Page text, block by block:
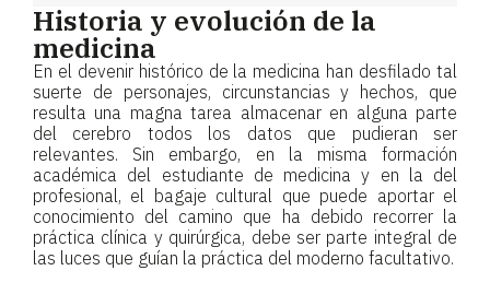
Historia y evolución de la
medicina
En el devenir histórico de la medicina han desfilado tal
suerte de personajes, circunstancias y hechos, que
resulta una magna tarea almacenar en alguna parte
del cerebro todos los datos que pudieran ser
relevantes. Sin embargo, en la misma formación
académica del estudiante de medicina y en la del
profesional, el bagaje cultural que puede aportar el
conocimiento del camino que ha debido recorrer la
práctica clínica y quirúrgica, debe ser parte integral de
las luces que guían la práctica del moderno facultativo.